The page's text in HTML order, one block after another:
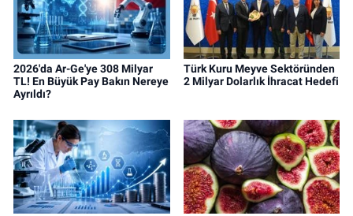
2026'da Ar-Ge'ye 308 Milyar
TL! En Büyük Pay Bakın Nereye
Ayrıldı?
Türk Kuru Meyve Sektöründen
2 Milyar Dolarlık İhracat Hedefi